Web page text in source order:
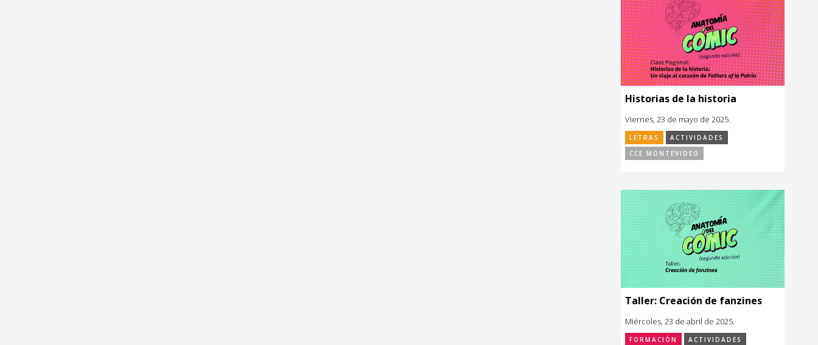
Historias de la historia
Viernes, 23 de mayo de 2025.
LETRAS
ACTIVIDADES
CCE MONTEVIDEO
Taller: Creación de fanzines
Miércoles, 23 de abril de 2025.
FORMACIÓN
ACTIVIDADES